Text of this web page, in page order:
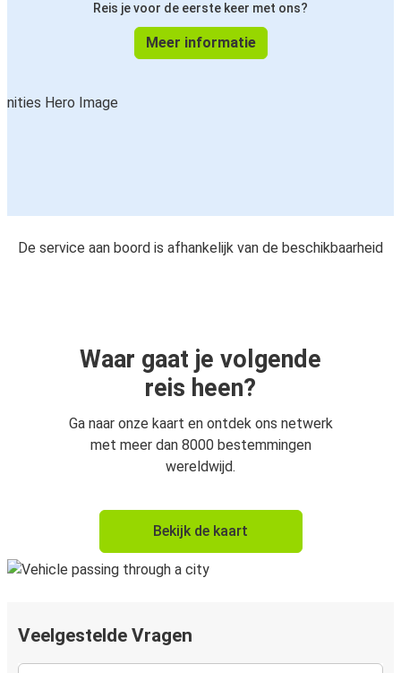
Reis je voor de eerste keer met ons?
Meer informatie
De service aan boord is afhankelijk van de beschikbaarheid
Waar gaat je volgende
reis heen?
Ga naar onze kaart en ontdek ons netwerk
met meer dan 8000 bestemmingen
wereldwijd.
Bekijk de kaart
Veelgestelde Vragen